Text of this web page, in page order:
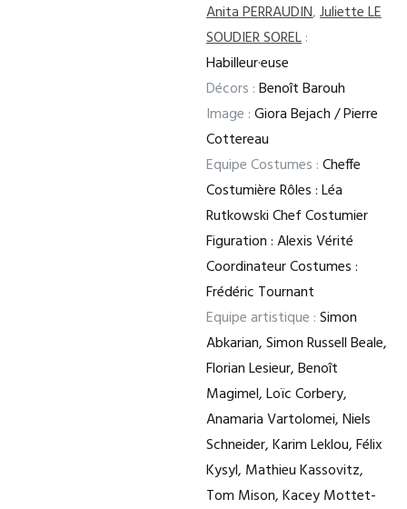
Anita PERRAUDIN,Juliette LE
SOUDIER SOREL:
Habilleur·euse
Décors :Benoît Barouh
Image :Giora Bejach / Pierre
Cottereau
Equipe Costumes :Cheffe
Costumière Rôles : Léa
Rutkowski Chef Costumier
Figuration : Alexis Vérité
Coordinateur Costumes :
Frédéric Tournant
Equipe artistique :Simon
Abkarian, Simon Russell Beale,
Florian Lesieur, Benoît
Magimel, Loïc Corbery,
Anamaria Vartolomei, Niels
Schneider, Karim Leklou, Félix
Kysyl, Mathieu Kassovitz,
Tom Mison, Kacey Mottet-